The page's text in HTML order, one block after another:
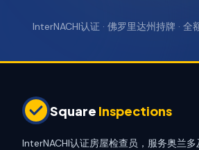
InterNACHI认证 · 佛罗里达州持牌 · 全
Square Inspections
InterNACHI认证房屋检查员，服务奥兰多